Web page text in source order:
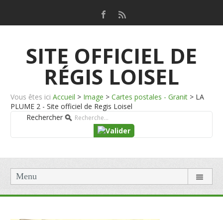
SITE OFFICIEL DE
RÉGIS LOISEL
Vous êtes ici Accueil > Image > Cartes postales - Granit > LA
PLUME 2 - Site officiel de Regis Loisel
Rechercher
Menu